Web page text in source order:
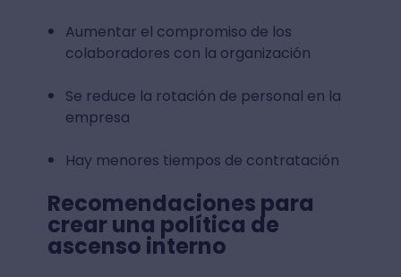
Aumentar el compromiso de los
colaboradores con la organización
Se reduce la rotación de personal en la
empresa
Hay menores tiempos de contratación
Recomendaciones para
crear una política de
ascenso interno